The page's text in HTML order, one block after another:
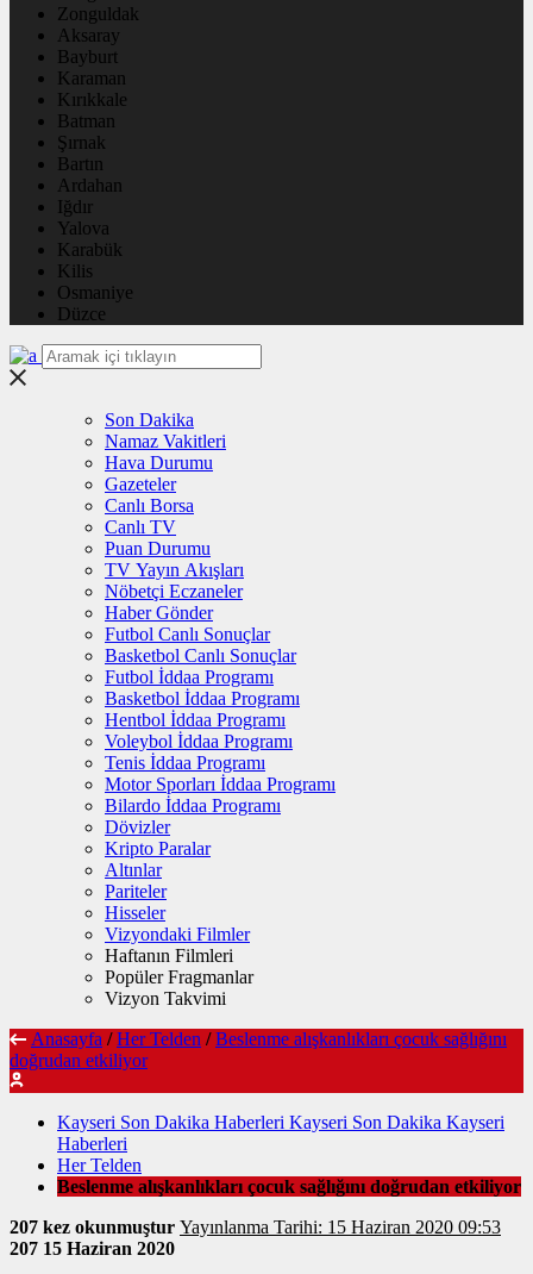
Zonguldak
Aksaray
Bayburt
Karaman
Kırıkkale
Batman
Şırnak
Bartın
Ardahan
Iğdır
Yalova
Karabük
Kilis
Osmaniye
Düzce
Son Dakika
Namaz Vakitleri
Hava Durumu
Gazeteler
Canlı Borsa
Canlı TV
Puan Durumu
TV Yayın Akışları
Nöbetçi Eczaneler
Haber Gönder
Futbol Canlı Sonuçlar
Basketbol Canlı Sonuçlar
Futbol İddaa Programı
Basketbol İddaa Programı
Hentbol İddaa Programı
Voleybol İddaa Programı
Tenis İddaa Programı
Motor Sporları İddaa Programı
Bilardo İddaa Programı
Dövizler
Kripto Paralar
Altınlar
Pariteler
Hisseler
Vizyondaki Filmler
Haftanın Filmleri
Popüler Fragmanlar
Vizyon Takvimi
Anasayfa / Her Telden / Beslenme alışkanlıkları çocuk sağlığını
doğrudan etkiliyor
Kayseri Son Dakika Haberleri Kayseri Son Dakika Kayseri
Haberleri
Her Telden
Beslenme alışkanlıkları çocuk sağlığını doğrudan etkiliyor
207 kez okunmuştur
Yayınlanma Tarihi: 15 Haziran 2020 09:53
207 15 Haziran 2020